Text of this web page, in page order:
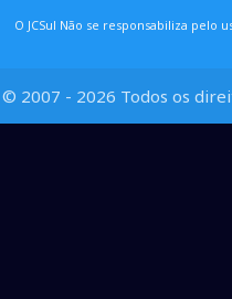
O JCSul Não se responsabiliza pelo
© 2007 - 2026 Todos os